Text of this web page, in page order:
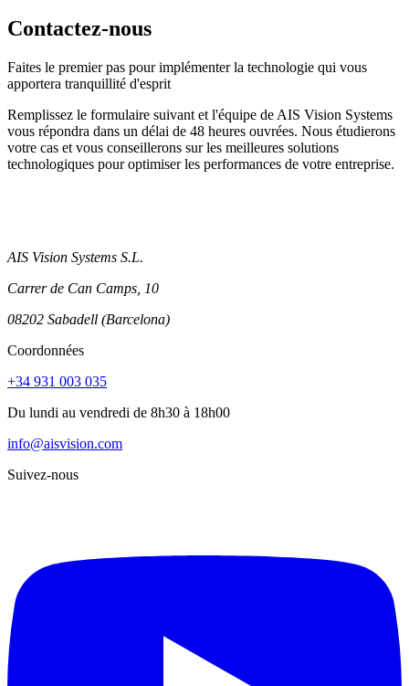
Contactez-nous
Faites le premier pas pour implémenter la technologie qui vous
apportera tranquillité d'esprit
Remplissez le formulaire suivant et l'équipe de AIS Vision Systems
vous répondra dans un délai de 48 heures ouvrées. Nous étudierons
votre cas et vous conseillerons sur les meilleures solutions
technologiques pour optimiser les performances de votre entreprise.
AIS Vision Systems S.L.
Carrer de Can Camps, 10
08202 Sabadell (Barcelona)
Coordonnées
+34 931 003 035
Du lundi au vendredi de 8h30 à 18h00
info@aisvision.com
Suivez-nous